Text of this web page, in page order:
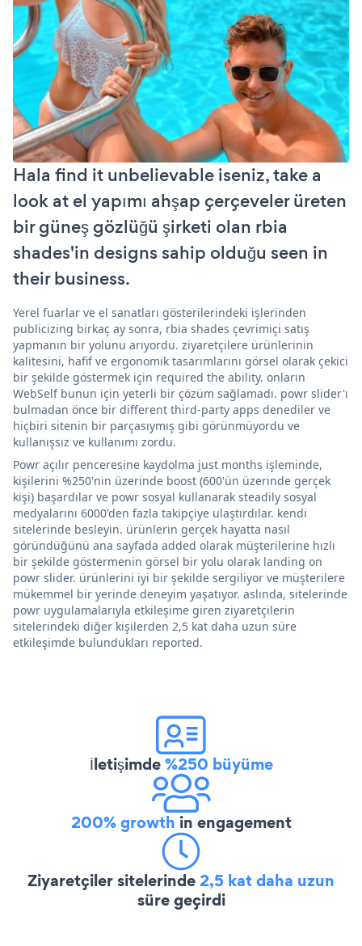
Hala find it unbelievable iseniz, take a
look at el yapımı ahşap çerçeveler üreten
bir güneş gözlüğü şirketi olan rbia
shades'in designs sahip olduğu seen in
their business.
Yerel fuarlar ve el sanatları gösterilerindeki işlerinden
publicizing birkaç ay sonra, rbia shades çevrimiçi satış
yapmanın bir yolunu arıyordu. ziyaretçilere ürünlerinin
kalitesini, hafif ve ergonomik tasarımlarını görsel olarak çekici
bir şekilde göstermek için required the ability. onların
WebSelf bunun için yeterli bir çözüm sağlamadı. powr slider'ı
bulmadan önce bir different third-party apps denediler ve
hiçbiri sitenin bir parçasıymış gibi görünmüyordu ve
kullanışsız ve kullanımı zordu.
Powr açılır penceresine kaydolma just months işleminde,
kişilerini %250'nin üzerinde boost (600'ün üzerinde gerçek
kişi) başardılar ve powr sosyal kullanarak steadily sosyal
medyalarını 6000'den fazla takipçiye ulaştırdılar. kendi
sitelerinde besleyin. ürünlerin gerçek hayatta nasıl
göründüğünü ana sayfada added olarak müşterilerine hızlı
bir şekilde göstermenin görsel bir yolu olarak landing on
powr slider. ürünlerini iyi bir şekilde sergiliyor ve müşterilere
mükemmel bir yerinde deneyim yaşatıyor. aslında, sitelerinde
powr uygulamalarıyla etkileşime giren ziyaretçilerin
sitelerindeki diğer kişilerden 2,5 kat daha uzun süre
etkileşimde bulundukları reported.
İletişimde%250 büyüme
200% growth in engagement
Ziyaretçiler sitelerinde2,5 kat daha uzun
süre geçirdi